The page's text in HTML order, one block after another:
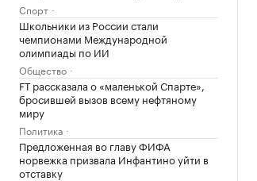
Спорт
Школьники из России стали
чемпионами Международной
олимпиады по ИИ
Общество
FT рассказала о «маленькой Спарте»,
бросившей вызов всему нефтяному
миру
Политика
Предложенная во главу ФИФА
норвежка призвала Инфантино уйти в
отставку